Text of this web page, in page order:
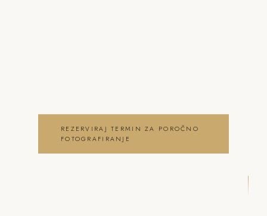
REZERVIRAJ TERMIN ZA POROČNO
FOTOGRAFIRANJE